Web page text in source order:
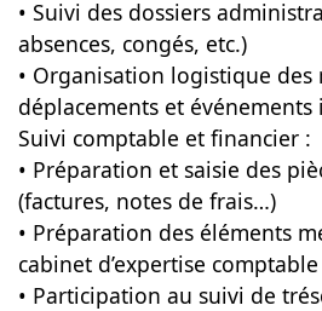
• Suivi des dossiers
absences, congés, etc.)
• Organisation logistique des
déplacements et événements
Suivi comptable et financier :
• Préparation et saisie des
(factures, notes de frais…)
• Préparation des éléments
cabinet d’expertise comptable
• Participation au suivi de